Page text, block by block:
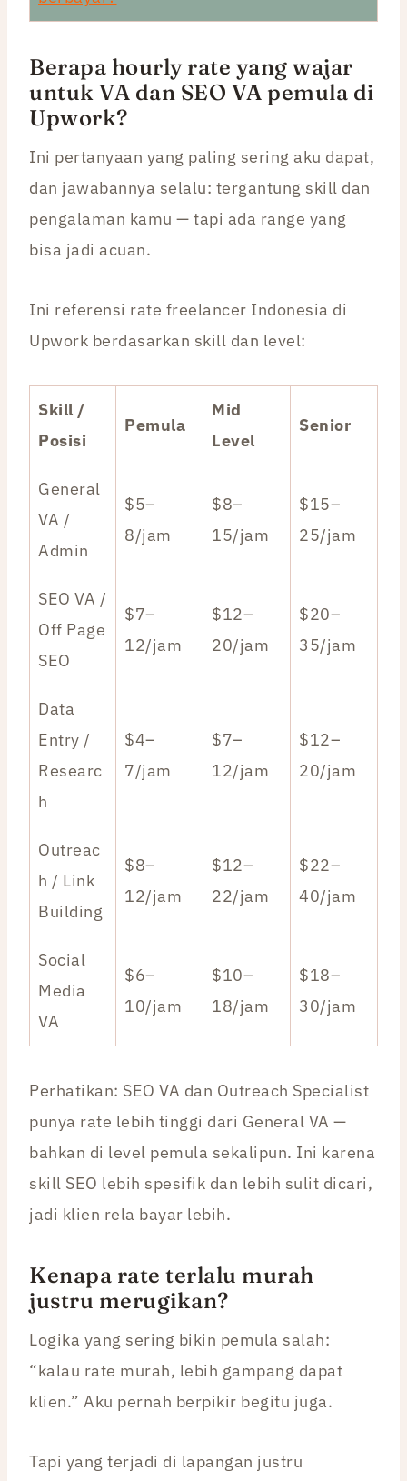
Berapa hourly rate yang wajar
untuk VA dan SEO VA pemula di
Upwork?
Ini pertanyaan yang paling sering aku dapat,
dan jawabannya selalu: tergantung skill dan
pengalaman kamu — tapi ada range yang
bisa jadi acuan.
Ini referensi rate freelancer Indonesia di
Upwork berdasarkan skill dan level:
Skill /
Posisi
Pemula
Mid
Level
Senior
General
VA /
Admin
$5–
8/jam
$8–
15/jam
$15–
25/jam
SEO VA /
Off Page
SEO
$7–
12/jam
$12–
20/jam
$20–
35/jam
Data
Entry /
Researc
h
$4–
7/jam
$7–
12/jam
$12–
20/jam
Outreac
h / Link
Building
$8–
12/jam
$12–
22/jam
$22–
40/jam
Social
Media
VA
$6–
10/jam
$10–
18/jam
$18–
30/jam
Perhatikan: SEO VA dan Outreach Specialist
punya rate lebih tinggi dari General VA —
bahkan di level pemula sekalipun. Ini karena
skill SEO lebih spesifik dan lebih sulit dicari,
jadi klien rela bayar lebih.
Kenapa rate terlalu murah
justru merugikan?
Logika yang sering bikin pemula salah:
“kalau rate murah, lebih gampang dapat
klien.” Aku pernah berpikir begitu juga.
Tapi yang terjadi di lapangan justru